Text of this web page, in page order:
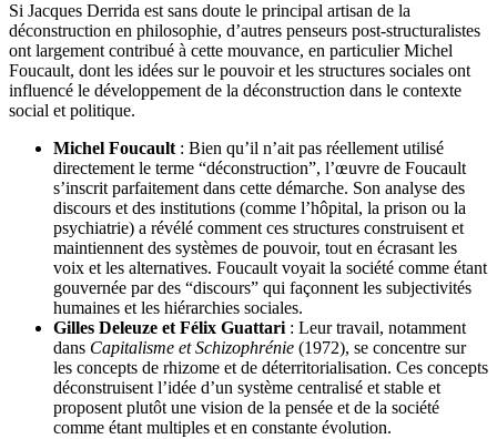
Si Jacques Derrida est sans doute le principal artisan de la
déconstruction en philosophie, d’autres penseurs post-structuralistes
ont largement contribué à cette mouvance, en particulier Michel
Foucault, dont les idées sur le pouvoir et les structures sociales ont
influencé le développement de la déconstruction dans le contexte
social et politique.
Michel Foucault : Bien qu’il n’ait pas réellement utilisé
directement le terme “déconstruction”, l’œuvre de Foucault
s’inscrit parfaitement dans cette démarche. Son analyse des
discours et des institutions (comme l’hôpital, la prison ou la
psychiatrie) a révélé comment ces structures construisent et
maintiennent des systèmes de pouvoir, tout en écrasant les
voix et les alternatives. Foucault voyait la société comme étant
gouvernée par des “discours” qui façonnent les subjectivités
humaines et les hiérarchies sociales.
Gilles Deleuze et Félix Guattari : Leur travail, notamment
dans Capitalisme et Schizophrénie (1972), se concentre sur
les concepts de rhizome et de déterritorialisation. Ces concepts
déconstruisent l’idée d’un système centralisé et stable et
proposent plutôt une vision de la pensée et de la société
comme étant multiples et en constante évolution.